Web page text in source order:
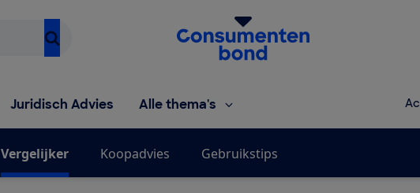
Homepage van de Consumentenbond
Juridisch Advies Alle thema's
Vergelijker Koopadvies Gebruikstips